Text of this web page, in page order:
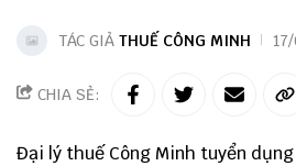
TÁC GIẢ THUẾ CÔNG MINH
CHIA SẺ:
Đại lý thuế Công Minh tuyển